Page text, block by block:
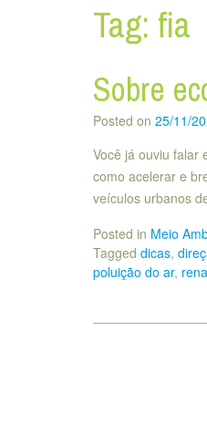
Tag: fia
Sobre
Posted on 25/11/
Você já ouviu falar
como acelerar e
veículos urbanos
Posted in Meio
Tagged dicas,
poluição do ar,